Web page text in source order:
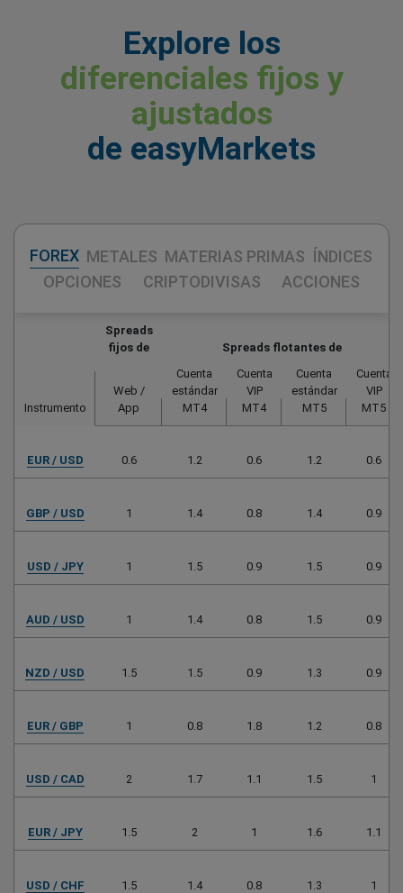
Explore los
diferenciales fijos y
ajustados
de easyMarkets
FOREX METALES MATERIAS PRIMAS ÍNDICES
OPCIONES
CRIPTODIVISAS ACCIONES
Instrumento
Spreads
fijos de
Spreads flotantes de
Web /
App
Cuenta
estándar
MT4
Cuenta
VIP
MT4
Cuenta
estándar
MT5
Cuenta
VIP
MT5
EUR / USD 0.6 1.2 0.6 1.2 0.6
GBP / USD 1 1.4 0.8 1.4 0.9
USD / JPY 1 1.5 0.9 1.5 0.9
AUD / USD 1 1.4 0.8 1.5 0.9
NZD / USD 1.5 1.5 0.9 1.3 0.9
EUR / GBP 1 0.8 1.8 1.2 0.8
USD / CAD 2 1.7 1.1 1.5 1
EUR / JPY 1.5 2 1 1.6 1.1
USD / CHF 1.5 1.4 0.8 1.3 1